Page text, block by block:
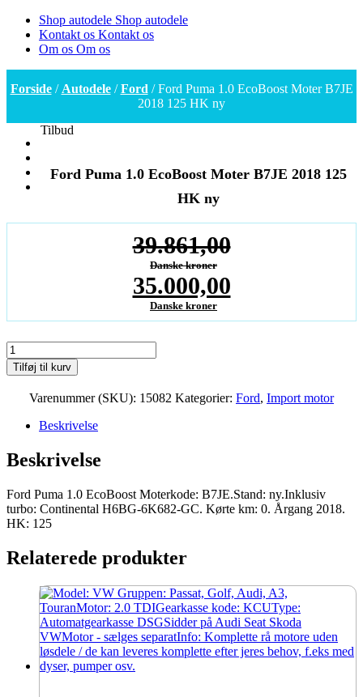
Shop autodele Shop autodele
Kontakt os Kontakt os
Om os Om os
Forside/ Autodele/Ford / Ford Puma 1.0 EcoBoost Moter B7JE
2018 125 HK ny
Tilbud
Ford Puma 1.0 EcoBoost Moter B7JE 2018 125
HK ny
39.861,00
Danske kroner
Den
oprindelige
pris
var:
39.861,00Danske
35.000,00
Danske kroner
Den
er:
Ford
Puma
1.0
EcoBoost
Moter
HK
antal
Tilføj til kurv
Varenummer (SKU): 15082 Kategorier: Ford, Import motor
Beskrivelse
Beskrivelse
Ford Puma 1.0 EcoBoost Moterkode: B7JE.Stand: ny.Inklusiv
turbo: Continental H6BG-6K682-GC. Kørte km: 0. Årgang 2018.
HK: 125
Relaterede produkter